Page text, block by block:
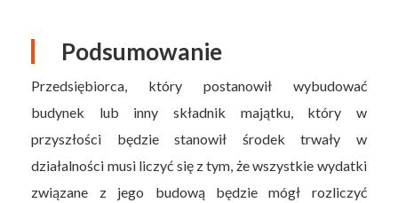
Podsumowanie
Przedsiębiorca, który postanowił wybudować
budynek lub inny składnik majątku, który w
przyszłości będzie stanowił środek trwały w
działalności musi liczyć się z tym, że wszystkie wydatki
związane z jego budową będzie mógł rozliczyć